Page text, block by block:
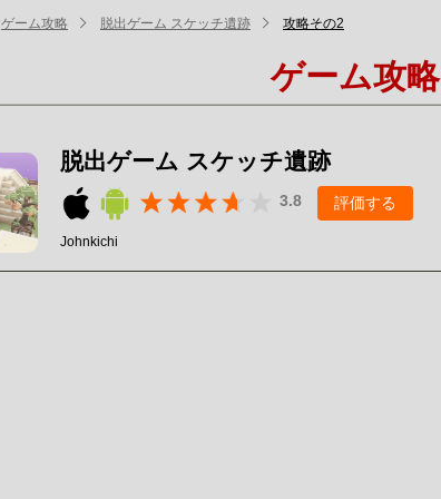
ゲーム攻略 脱出ゲーム スケッチ遺跡 攻略その2
ゲーム攻略
脱出ゲーム スケッチ遺跡
3.8 評価する
Johnkichi